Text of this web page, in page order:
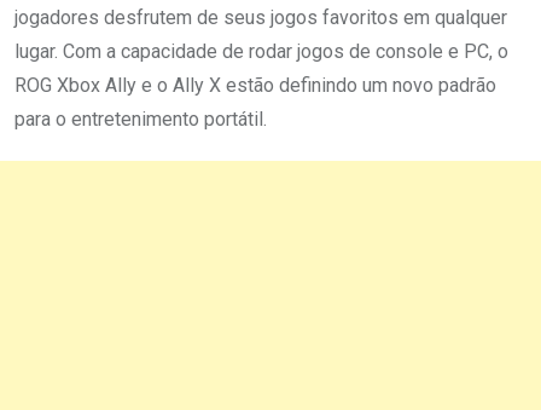
jogadores desfrutem de seus jogos favoritos em qualquer
lugar. Com a capacidade de rodar jogos de console e PC, o
ROG Xbox Ally e o Ally X estão definindo um novo padrão
para o entretenimento portátil.